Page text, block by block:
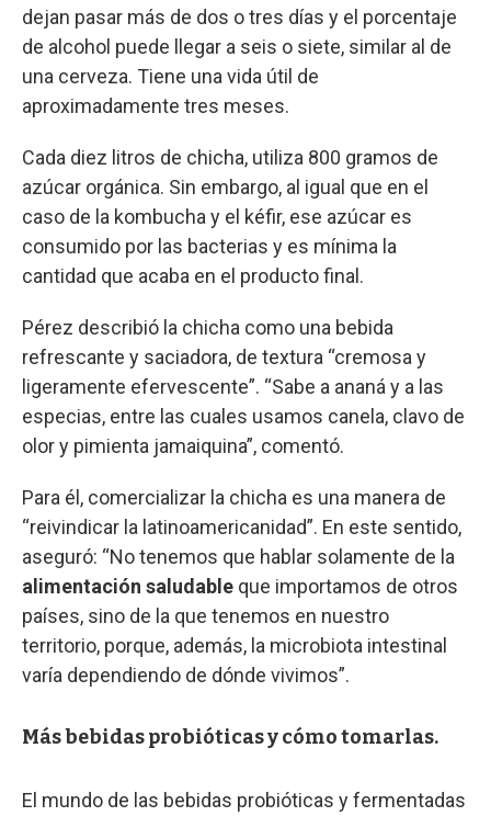
dejan pasar más de dos o tres días y el porcentaje
de alcohol puede llegar a seis o siete, similar al de
una cerveza. Tiene una vida útil de
aproximadamente tres meses.
Cada diez litros de chicha, utiliza 800 gramos de
azúcar orgánica. Sin embargo, al igual que en el
caso de la kombucha y el kéfir, ese azúcar es
consumido por las bacterias y es mínima la
cantidad que acaba en el producto final.
Pérez describió la chicha como una bebida
refrescante y saciadora, de textura “cremosa y
ligeramente efervescente”. “Sabe a ananá y a las
especias, entre las cuales usamos canela, clavo de
olor y pimienta jamaiquina”, comentó.
Para él, comercializar la chicha es una manera de
“reivindicar la latinoamericanidad”. En este sentido,
aseguró: “No tenemos que hablar solamente de la
alimentación saludable que importamos de otros
países, sino de la que tenemos en nuestro
territorio, porque, además, la microbiota intestinal
varía dependiendo de dónde vivimos”.
Más bebidas probióticas y cómo tomarlas.
El mundo de las bebidas probióticas y fermentadas